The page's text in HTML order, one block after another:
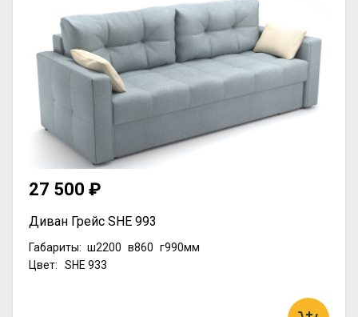
27 500 ₽
Диван Грейс SHE 993
Габариты: ш2200 в860 г990мм
Цвет: SHE 933